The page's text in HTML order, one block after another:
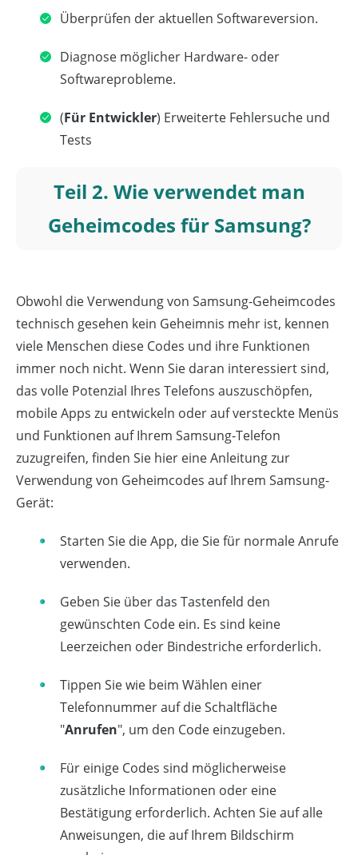
Überprüfen der aktuellen Softwareversion.
Diagnose möglicher Hardware- oder
Softwareprobleme.
(Für Entwickler) Erweiterte Fehlersuche und
Tests
Teil 2. Wie verwendet man
Geheimcodes für Samsung?
Obwohl die Verwendung von Samsung-Geheimcodes
technisch gesehen kein Geheimnis mehr ist, kennen
viele Menschen diese Codes und ihre Funktionen
immer noch nicht. Wenn Sie daran interessiert sind,
das volle Potenzial Ihres Telefons auszuschöpfen,
mobile Apps zu entwickeln oder auf versteckte Menüs
und Funktionen auf Ihrem Samsung-Telefon
zuzugreifen, finden Sie hier eine Anleitung zur
Verwendung von Geheimcodes auf Ihrem Samsung-
Gerät:
Starten Sie die App, die Sie für normale Anrufe
verwenden.
Geben Sie über das Tastenfeld den
gewünschten Code ein. Es sind keine
Leerzeichen oder Bindestriche erforderlich.
Tippen Sie wie beim Wählen einer
Telefonnummer auf die Schaltfläche
"Anrufen", um den Code einzugeben.
Für einige Codes sind möglicherweise
zusätzliche Informationen oder eine
Bestätigung erforderlich. Achten Sie auf alle
Anweisungen, die auf Ihrem Bildschirm